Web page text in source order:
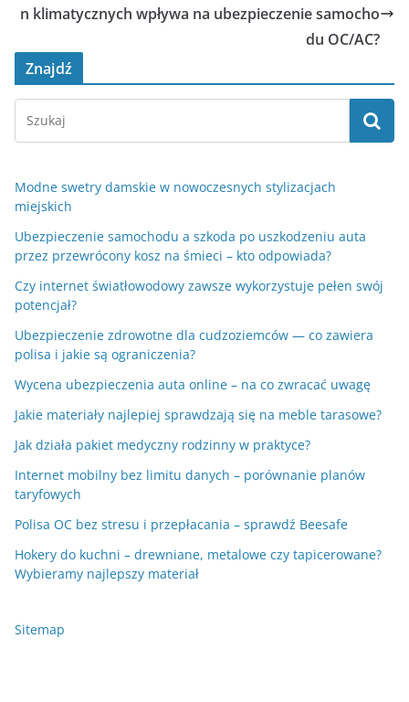
n klimatycznych wpływa na ubezpieczenie samocho
du OC/AC?
Znajdź
Modne swetry damskie w nowoczesnych stylizacjach
miejskich
Ubezpieczenie samochodu a szkoda po uszkodzeniu auta
przez przewrócony kosz na śmieci – kto odpowiada?
Czy internet światłowodowy zawsze wykorzystuje pełen swój
potencjał?
Ubezpieczenie zdrowotne dla cudzoziemców — co zawiera
polisa i jakie są ograniczenia?
Wycena ubezpieczenia auta online – na co zwracać uwagę
Jakie materiały najlepiej sprawdzają się na meble tarasowe?
Jak działa pakiet medyczny rodzinny w praktyce?
Internet mobilny bez limitu danych – porównanie planów
taryfowych
Polisa OC bez stresu i przepłacania – sprawdź Beesafe
Hokery do kuchni – drewniane, metalowe czy tapicerowane?
Wybieramy najlepszy materiał
Sitemap